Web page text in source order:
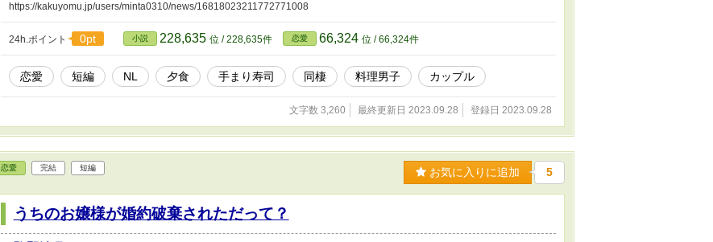
https://kakuyomu.jp/users/minta0310/news/16818023211772771008
24h.ポイント 0pt 小説 228,635 位 / 228,635件 恋愛 66,324 位 / 66,324件
恋愛 短編 NL 夕食 手まり寿司 同棲 料理男子 カップル
文字数 3,260 最終更新日 2023.09.28 登録日 2023.09.28
恋愛 完結 短編 お気に入りに追加 5
うちのお嬢様が婚約破棄されただって？